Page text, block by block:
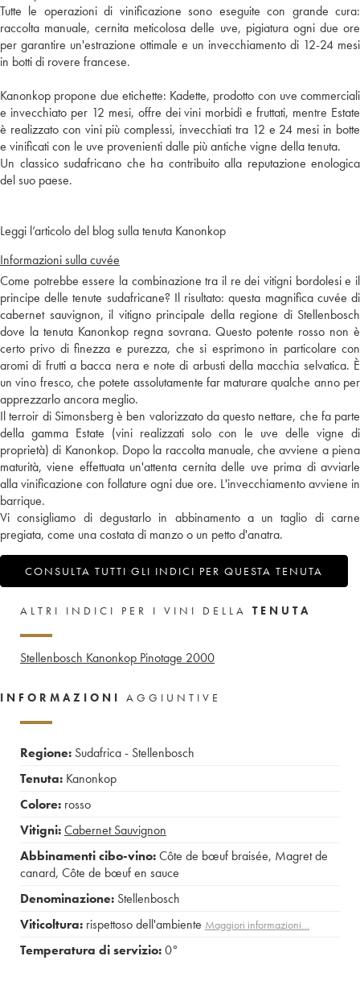
Tutte le operazioni di vinificazione sono eseguite con grande cura:
raccolta manuale, cernita meticolosa delle uve, pigiatura ogni due ore
per garantire un'estrazione ottimale e un invecchiamento di 12-24 mesi
in botti di rovere francese.
Kanonkop propone due etichette: Kadette, prodotto con uve commerciali
e invecchiato per 12 mesi, offre dei vini morbidi e fruttati, mentre Estate
è realizzato con vini più complessi, invecchiati tra 12 e 24 mesi in botte
e vinificati con le uve provenienti dalle più antiche vigne della tenuta.
Un classico sudafricano che ha contribuito alla reputazione enologica
del suo paese.
Leggi l’articolo del blog sulla tenuta Kanonkop
Informazioni sulla cuvée
Come potrebbe essere la combinazione tra il re dei vitigni bordolesi e il
principe delle tenute sudafricane? Il risultato: questa magnifica cuvée di
cabernet sauvignon, il vitigno principale della regione di Stellenbosch
dove la tenuta Kanonkop regna sovrana. Questo potente rosso non è
certo privo di finezza e purezza, che si esprimono in particolare con
aromi di frutti a bacca nera e note di arbusti della macchia selvatica. È
un vino fresco, che potete assolutamente far maturare qualche anno per
apprezzarlo ancora meglio.
Il terroir di Simonsberg è ben valorizzato da questo nettare, che fa parte
della gamma Estate (vini realizzati solo con le uve delle vigne di
proprietà) di Kanonkop. Dopo la raccolta manuale, che avviene a piena
maturità, viene effettuata un'attenta cernita delle uve prima di avviarle
alla vinificazione con follature ogni due ore. L'invecchiamento avviene in
barrique.
Vi consigliamo di degustarlo in abbinamento a un taglio di carne
pregiata, come una costata di manzo o un petto d'anatra.
CONSULTA TUTTI GLI INDICI PER QUESTA TENUTA
ALTRI INDICI PER I VINI DELLA TENUTA
Stellenbosch Kanonkop Pinotage 2000
INFORMAZIONI AGGIUNTIVE
Regione: Sudafrica - Stellenbosch
Tenuta: Kanonkop
Colore: rosso
Vitigni:Cabernet Sauvignon
Abbinamenti cibo-vino:Côte de bœuf braisée, Magret de
canard, Côte de bœuf en sauce
Denominazione: Stellenbosch
Viticoltura: rispettoso dell'ambiente Maggiori informazioni…
Temperatura di servizio:0°